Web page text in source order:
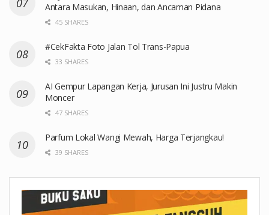
Antara Masukan, Hinaan, dan Ancaman Pidana
45 SHARES
#CekFakta Foto Jalan Tol Trans-Papua
33 SHARES
AI Gempur Lapangan Kerja, Jurusan Ini Justru Makin
Moncer
47 SHARES
Parfum Lokal Wangi Mewah, Harga Terjangkau!
39 SHARES